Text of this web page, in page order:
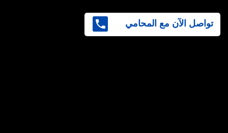
تواصل الآن مع المحامي